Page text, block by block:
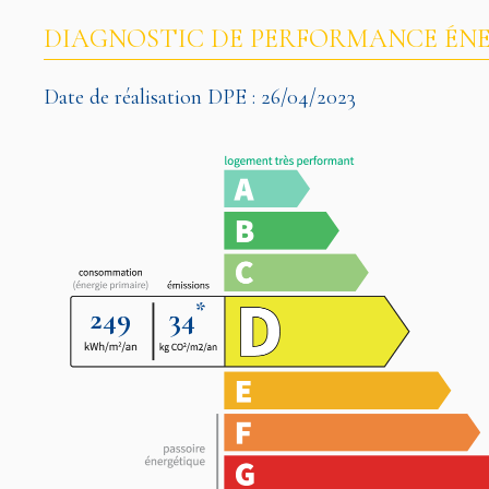
DIAGNOSTIC DE PERFORMANCE
Date de réalisation DPE : 26/04/2023
249 34*